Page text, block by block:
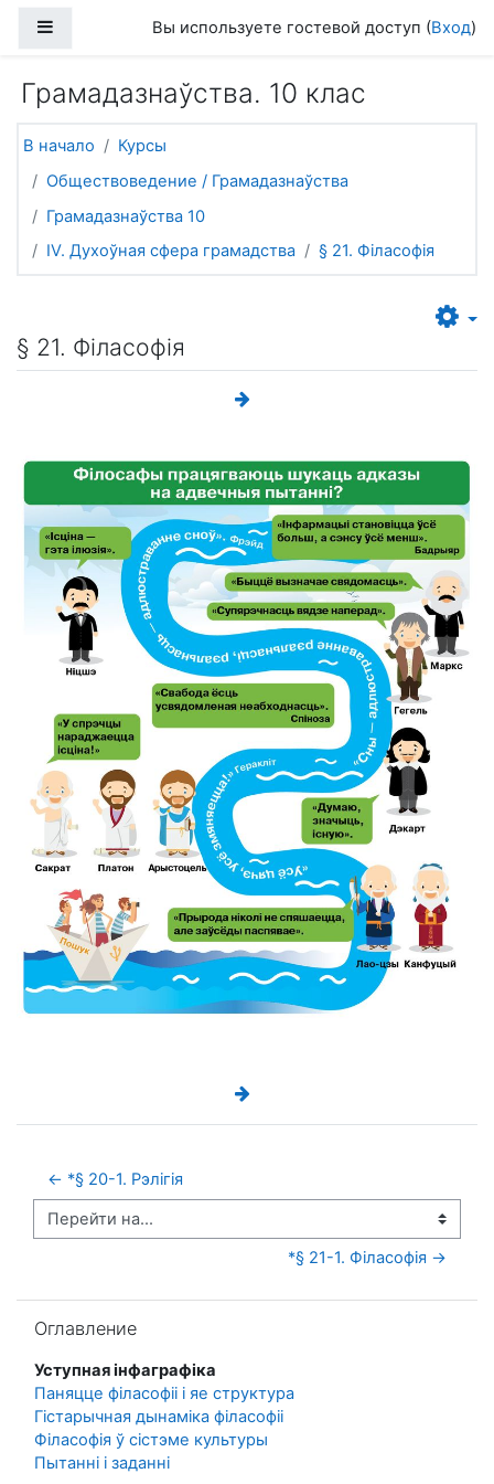
Боковая панельВы используете гостевой доступ (Вход)
Грамадазнаўства. 10 клас
В начало
Курсы
Обществоведение / Грамадазнаўства
Грамадазнаўства 10
IV. Духоўная сфера грамадства
§ 21. Філасофія
§ 21. Філасофія
← *§ 20-1. Рэлігія
Перейти на...
*§ 21-1. Філасофія →
Оглавление
Уступная інфаграфіка
Паняцце філасофіі і яе структура
Гістарычная дынаміка філасофіі
Філасофія ў сістэме культуры
Пытанні і заданні